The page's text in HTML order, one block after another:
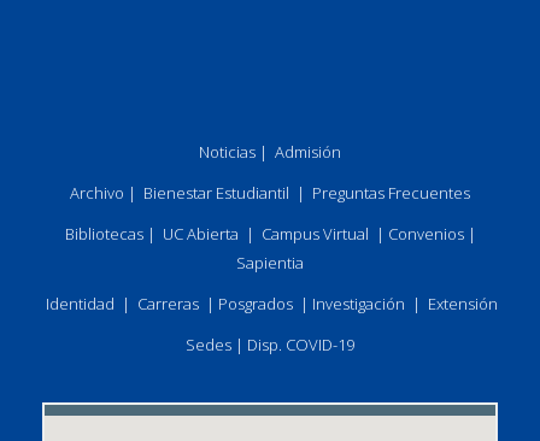
Noticias | Admisión
Archivo | Bienestar Estudiantil | Preguntas Frecuentes
Bibliotecas| UC Abierta | Campus Virtual | Convenios|
Sapientia
Identidad | Carreras | Posgrados | Investigación | Extensión
Sedes | Disp. COVID-19